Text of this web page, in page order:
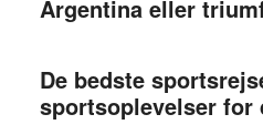
Argentina eller
De bedste
sportsoplevelser for